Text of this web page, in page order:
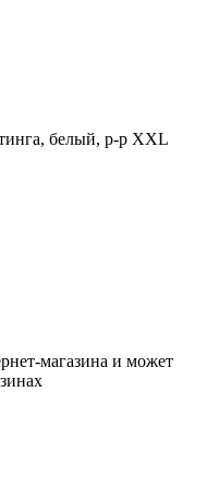
белый, р-р XXL
магазина и может